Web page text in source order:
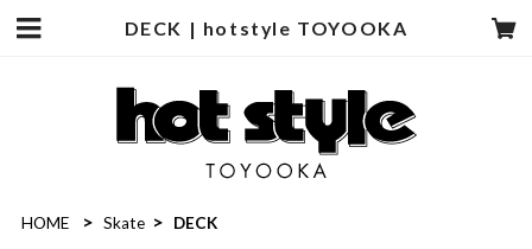
DECK | hotstyle TOYOOKA
HOME Skate DECK